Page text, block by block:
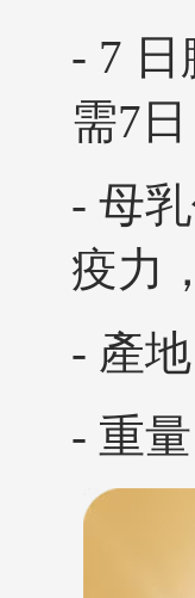
- 7
需7
- 母
疫力
- 產
- 重